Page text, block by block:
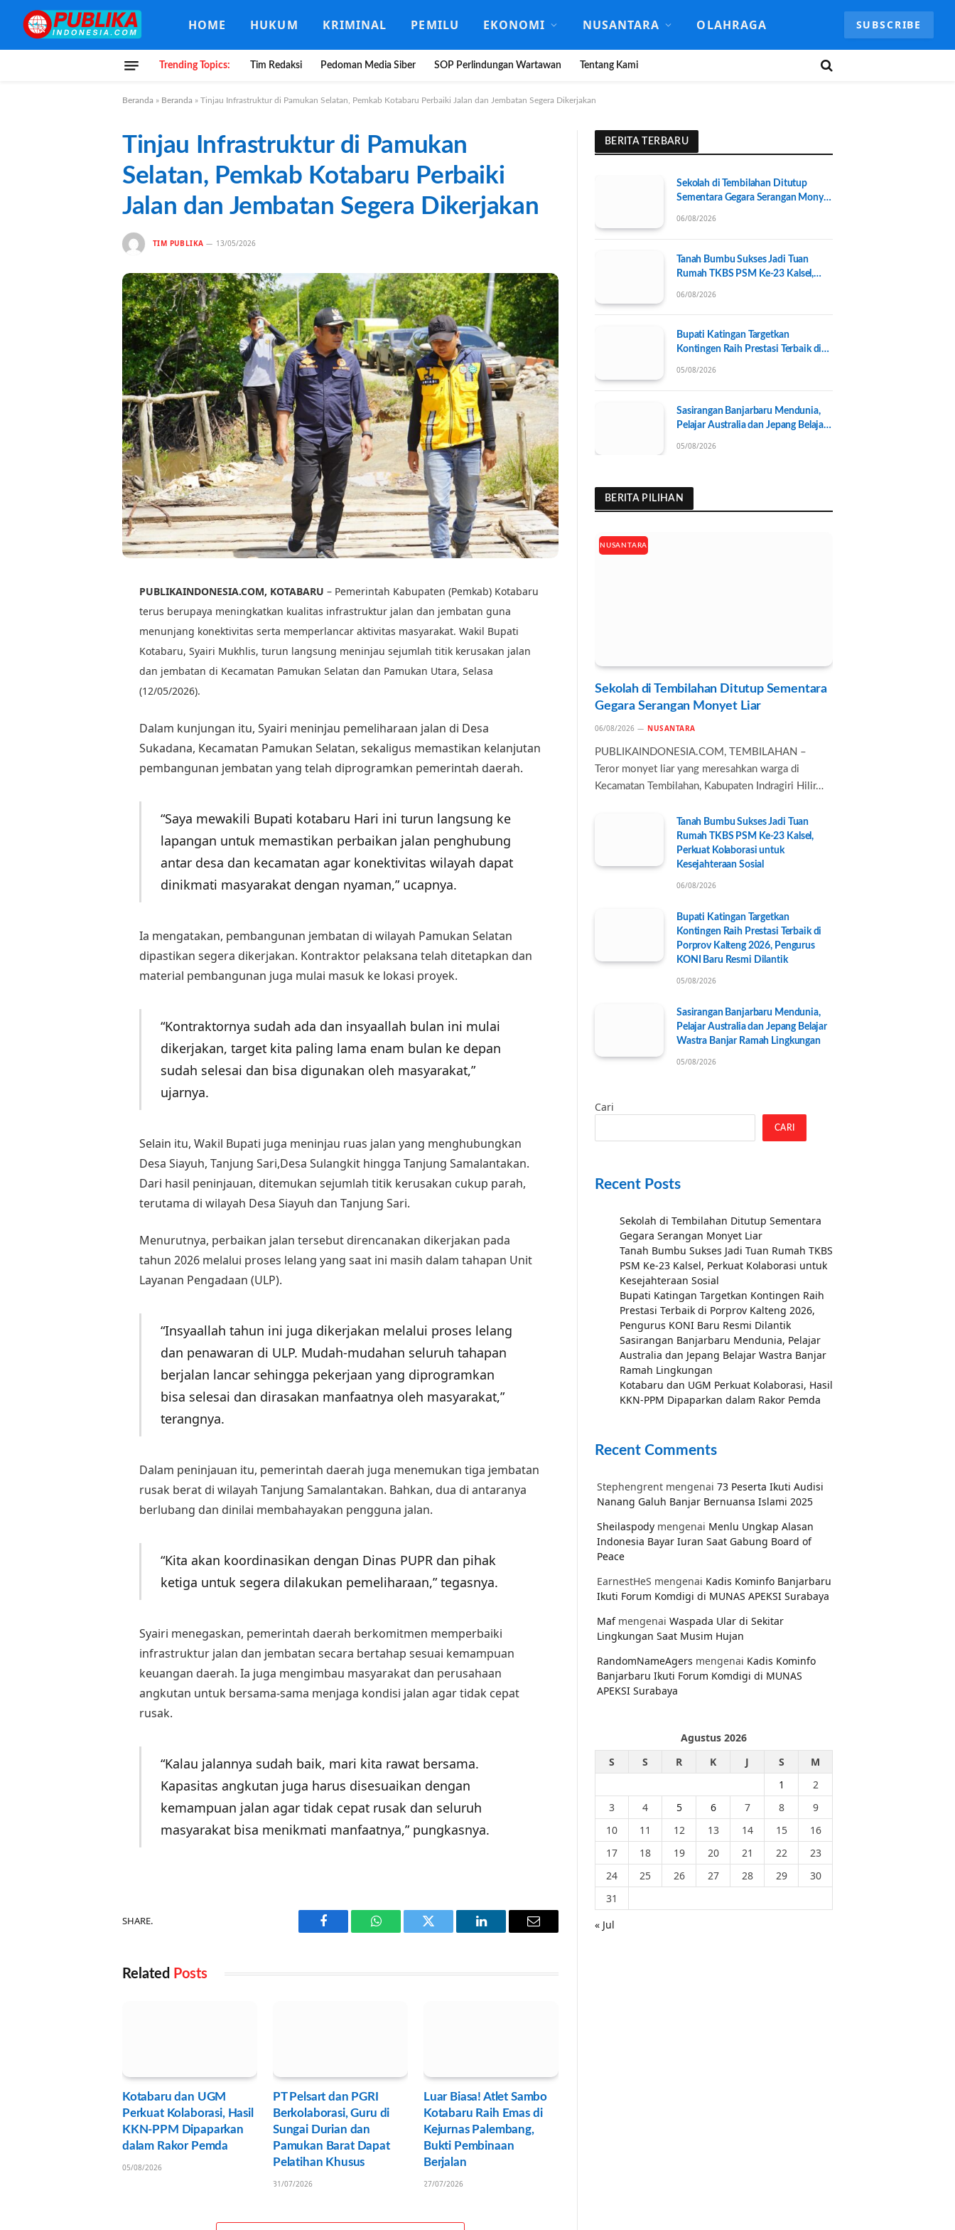
HOME HUKUM KRIMINAL PEMILU EKONOMI NUSANTARA OLAHRAGA SUBSCRIBE
Trending Topics: Tim Redaksi Pedoman Media Siber SOP Perlindungan Wartawan Tentang Kami
Beranda » Beranda » Tinjau Infrastruktur di Pamukan Selatan, Pemkab Kotabaru Perbaiki Jalan dan Jembatan Segera Dikerjakan
Tinjau Infrastruktur di Pamukan
Selatan, Pemkab Kotabaru Perbaiki
Jalan dan Jembatan Segera Dikerjakan
TIM PUBLIKA 13/05/2026
PUBLIKAINDONESIA.COM, KOTABARU – Pemerintah Kabupaten (Pemkab) Kotabaru
terus berupaya meningkatkan kualitas infrastruktur jalan dan jembatan guna
menunjang konektivitas serta memperlancar aktivitas masyarakat. Wakil Bupati
Kotabaru, Syairi Mukhlis, turun langsung meninjau sejumlah titik kerusakan jalan
dan jembatan di Kecamatan Pamukan Selatan dan Pamukan Utara, Selasa
(12/05/2026).
Dalam kunjungan itu, Syairi meninjau pemeliharaan jalan di Desa
Sukadana, Kecamatan Pamukan Selatan, sekaligus memastikan kelanjutan
pembangunan jembatan yang telah diprogramkan pemerintah daerah.
“Saya mewakili Bupati kotabaru Hari ini turun langsung ke
lapangan untuk memastikan perbaikan jalan penghubung
antar desa dan kecamatan agar konektivitas wilayah dapat
dinikmati masyarakat dengan nyaman,” ucapnya.
Ia mengatakan, pembangunan jembatan di wilayah Pamukan Selatan
dipastikan segera dikerjakan. Kontraktor pelaksana telah ditetapkan dan
material pembangunan juga mulai masuk ke lokasi proyek.
“Kontraktornya sudah ada dan insyaallah bulan ini mulai
dikerjakan, target kita paling lama enam bulan ke depan
sudah selesai dan bisa digunakan oleh masyarakat,”
ujarnya.
Selain itu, Wakil Bupati juga meninjau ruas jalan yang menghubungkan
Desa Siayuh, Tanjung Sari,Desa Sulangkit hingga Tanjung Samalantakan.
Dari hasil peninjauan, ditemukan sejumlah titik kerusakan cukup parah,
terutama di wilayah Desa Siayuh dan Tanjung Sari.
Menurutnya, perbaikan jalan tersebut direncanakan dikerjakan pada
tahun 2026 melalui proses lelang yang saat ini masih dalam tahapan Unit
Layanan Pengadaan (ULP).
“Insyaallah tahun ini juga dikerjakan melalui proses lelang
dan penawaran di ULP. Mudah-mudahan seluruh tahapan
berjalan lancar sehingga pekerjaan yang diprogramkan
bisa selesai dan dirasakan manfaatnya oleh masyarakat,”
terangnya.
Dalam peninjauan itu, pemerintah daerah juga menemukan tiga jembatan
rusak berat di wilayah Tanjung Samalantakan. Bahkan, dua di antaranya
berlubang dan dinilai membahayakan pengguna jalan.
“Kita akan koordinasikan dengan Dinas PUPR dan pihak
ketiga untuk segera dilakukan pemeliharaan,” tegasnya.
Syairi menegaskan, pemerintah daerah berkomitmen memperbaiki
infrastruktur jalan dan jembatan secara bertahap sesuai kemampuan
keuangan daerah. Ia juga mengimbau masyarakat dan perusahaan
angkutan untuk bersama-sama menjaga kondisi jalan agar tidak cepat
rusak.
“Kalau jalannya sudah baik, mari kita rawat bersama.
Kapasitas angkutan juga harus disesuaikan dengan
kemampuan jalan agar tidak cepat rusak dan seluruh
masyarakat bisa menikmati manfaatnya,” pungkasnya.
SHARE.
Facebook WhatsAppTwitter LinkedIn Email
Related Posts
Kotabaru dan UGM
Perkuat Kolaborasi, Hasil
KKN-PPM Dipaparkan
dalam Rakor Pemda
05/08/2026
PT Pelsart dan PGRI
Berkolaborasi, Guru di
Sungai Durian dan
Pamukan Barat Dapat
Pelatihan Khusus
31/07/2026
Luar Biasa! Atlet Sambo
Kotabaru Raih Emas di
Kejurnas Palembang,
Bukti Pembinaan
Berjalan
27/07/2026
BERITA TERBARU
Sekolah di Tembilahan Ditutup
Sementara Gegara Serangan Monyet
06/08/2026
Tanah Bumbu Sukses Jadi Tuan
Rumah TKBS PSM Ke-23 Kalsel,
06/08/2026
Bupati Katingan Targetkan
Kontingen Raih Prestasi Terbaik di
05/08/2026
Sasirangan Banjarbaru Mendunia,
Pelajar Australia dan Jepang Belajar
05/08/2026
BERITA PILIHAN
NUSANTARA
Sekolah di Tembilahan Ditutup Sementara
Gegara Serangan Monyet Liar
06/08/2026 NUSANTARA
PUBLIKAINDONESIA.COM, TEMBILAHAN –
Teror monyet liar yang meresahkan warga di
Kecamatan Tembilahan, Kabupaten Indragiri Hilir…
Tanah Bumbu Sukses Jadi Tuan
Rumah TKBS PSM Ke-23 Kalsel,
Perkuat Kolaborasi untuk
Kesejahteraan Sosial
06/08/2026
Bupati Katingan Targetkan
Kontingen Raih Prestasi Terbaik di
Porprov Kalteng 2026, Pengurus
KONI Baru Resmi Dilantik
05/08/2026
Sasirangan Banjarbaru Mendunia,
Pelajar Australia dan Jepang Belajar
Wastra Banjar Ramah Lingkungan
05/08/2026
Cari
CARI
Recent Posts
Sekolah di Tembilahan Ditutup Sementara
Gegara Serangan Monyet Liar
Tanah Bumbu Sukses Jadi Tuan Rumah TKBS
PSM Ke-23 Kalsel, Perkuat Kolaborasi untuk
Kesejahteraan Sosial
Bupati Katingan Targetkan Kontingen Raih
Prestasi Terbaik di Porprov Kalteng 2026,
Pengurus KONI Baru Resmi Dilantik
Sasirangan Banjarbaru Mendunia, Pelajar
Australia dan Jepang Belajar Wastra Banjar
Ramah Lingkungan
Kotabaru dan UGM Perkuat Kolaborasi, Hasil
KKN-PPM Dipaparkan dalam Rakor Pemda
Recent Comments
Stephengrent mengenai 73 Peserta Ikuti Audisi
Nanang Galuh Banjar Bernuansa Islami 2025
Sheilaspody mengenai Menlu Ungkap Alasan
Indonesia Bayar Iuran Saat Gabung Board of
Peace
EarnestHeS mengenai Kadis Kominfo Banjarbaru
Ikuti Forum Komdigi di MUNAS APEKSI Surabaya
Mafmengenai Waspada Ular di Sekitar
Lingkungan Saat Musim Hujan
RandomNameAgers mengenai Kadis Kominfo
Banjarbaru Ikuti Forum Komdigi di MUNAS
APEKSI Surabaya
Agustus 2026
S
S R K J S
M
1
2
3
4 5 6 7 8
9
10
11 12 13 14 15
16
17
18 19 20 21 22
23
24
25 26 27 28 29
30
31
« Jul